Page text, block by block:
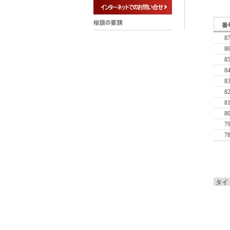
87
86
85
84
83
82
81
80
79
78